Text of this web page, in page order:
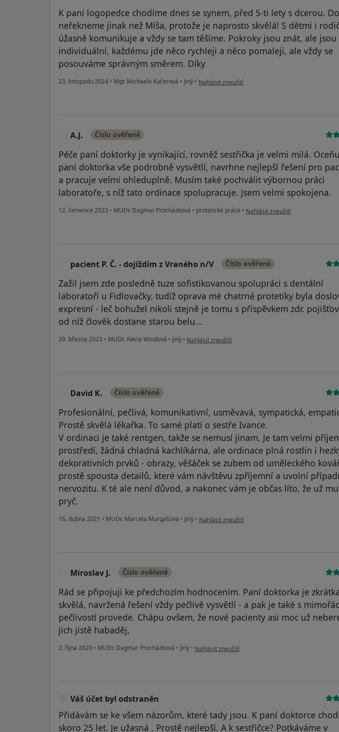
K paní logopedce chodíme dnes se synem, před 5-ti lety s dcerou.
neřekneme jinak než Míša, protože je naprosto skvělá! S dětmi i
úžasně komunikuje a vždy se tam těšíme. Pokroky jsou znát, ale jsou
individuální, každému jde něco rychleji a něco pomaleji, ale vždy se
posouváme správným směrem. Díky
23. listopadu 2024 • Mgr. Michaela Kučerová • Jiný • podle názoru uživatele MU
Nahlásit zneužití
A.J. Číslo ověřené
Péče paní doktorky je vynikající, rovněž sestřička je velmi milá.
paní doktorka vše podrobně vysvětlí, navrhne nejlepší řešení pro
a pracuje velmi ohleduplně. Musím také pochválit výbornou práci
laboratoře, s níž tato ordinace spolupracuje. Jsem velmi spokojena.
12. července 2023 • MUDr. Dagmar Procházková • protetické práce • podle názoru uživatele A.J.
Nahlásit zneužití
pacient P. Č. - dojíždím z Vraného n/V Číslo ověřené
Zažil jsem zde posledně tuze sofistikovanou spolupráci s dentální
laboratoří u Fidlovačky, tudíž oprava mé chatrné protetiky byla
expresní - leč bohužel nikoli stejně je tomu s příspěvkem zdr.
od níž člověk dostane starou belu...
29. března 2023 • MUDr. Alena Windová • Jiný • podle názoru uživatele pacient P. Č. - dojíždím z Vraného
Nahlásit zneužití
David K. Číslo ověřené
Profesionální, pečlivá, komunikativní, usměvavá, sympatická,
Prostě skvělá lékařka. To samé platí o sestře Ivance.
V ordinaci je také rentgen, takže se nemusí jinam. Je tam velmi
prostředí, žádná chladná kachlíkárna, ale ordinace plná rostlin i
dekorativních prvků - obrazy, věšáček se zubem od uměleckého
prostě spousta detailů, které vám návštěvu zpříjemní a uvolní
nervozitu. K té ale není důvod, a nakonec vám je občas líto, že už
pryč.
16. dubna 2021 • MUDr. Marcela Murgašová • Jiný • podle názoru uživatele David K.
Nahlásit zneužití
Miroslav J. Číslo ověřené
Rád se připojuji ke předchozím hodnocením. Paní doktorka je
skvělá, navržená řešení vždy pečlivě vysvětlí - a pak je také s
pečlivostí provede. Chápu ovšem, že nové pacienty asi moc už
jich jistě habaděj,
2. října 2020 • MUDr. Dagmar Procházková • Jiný • podle názoru uživatele Miroslav J.
Nahlásit zneužití
Váš účet byl odstraněn
Přidávám se ke všem názorům, které tady jsou. K paní doktorce
skoro 25 let. Je užasná . Prostě nejlepší. A k sestřičce? Potkáváme v